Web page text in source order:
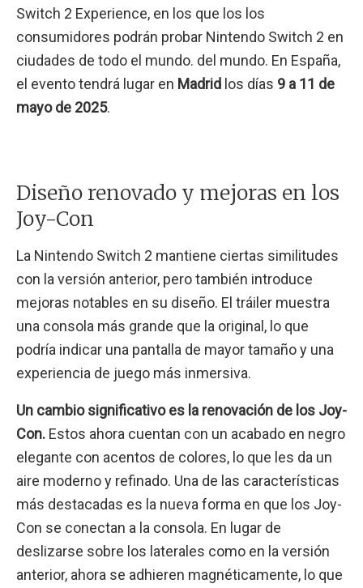
Switch 2 Experience, en los que los los
consumidores podrán probar Nintendo Switch 2 en
ciudades de todo el mundo. del mundo. En España,
el evento tendrá lugar en Madrid los días 9 a 11 de
mayo de 2025.
Diseño renovado y mejoras en los
Joy-Con
La Nintendo Switch 2 mantiene ciertas similitudes
con la versión anterior, pero también introduce
mejoras notables en su diseño. El tráiler muestra
una consola más grande que la original, lo que
podría indicar una pantalla de mayor tamaño y una
experiencia de juego más inmersiva.
Un cambio significativo es la renovación de los Joy-
Con. Estos ahora cuentan con un acabado en negro
elegante con acentos de colores, lo que les da un
aire moderno y refinado. Una de las características
más destacadas es la nueva forma en que los Joy-
Con se conectan a la consola. En lugar de
deslizarse sobre los laterales como en la versión
anterior, ahora se adhieren magnéticamente, lo que